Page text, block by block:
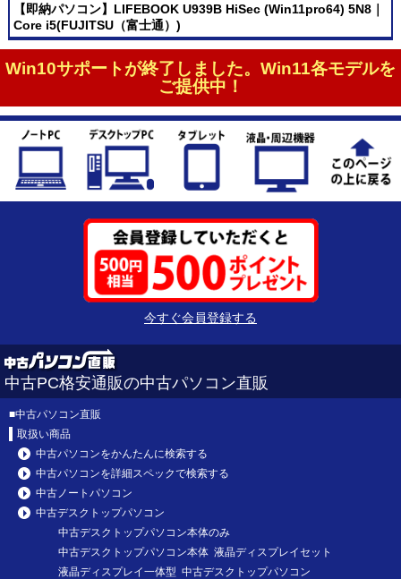
【即納パソコン】LIFEBOOK U939B HiSec (Win11pro64) 5N8｜
Core i5(FUJITSU（富士通）)
Win10サポートが終了しました。Win11各モデルを
ご提供中！
今すぐ会員登録する
中古PC格安通販の中古パソコン直販
■中古パソコン直販
取扱い商品
中古パソコンをかんたんに検索する
中古パソコンを詳細スペックで検索する
中古ノートパソコン
中古デスクトップパソコン
中古デスクトップパソコン本体のみ
中古デスクトップパソコン本体 液晶ディスプレイセット
液晶ディスプレイ一体型 中古デスクトップパソコン